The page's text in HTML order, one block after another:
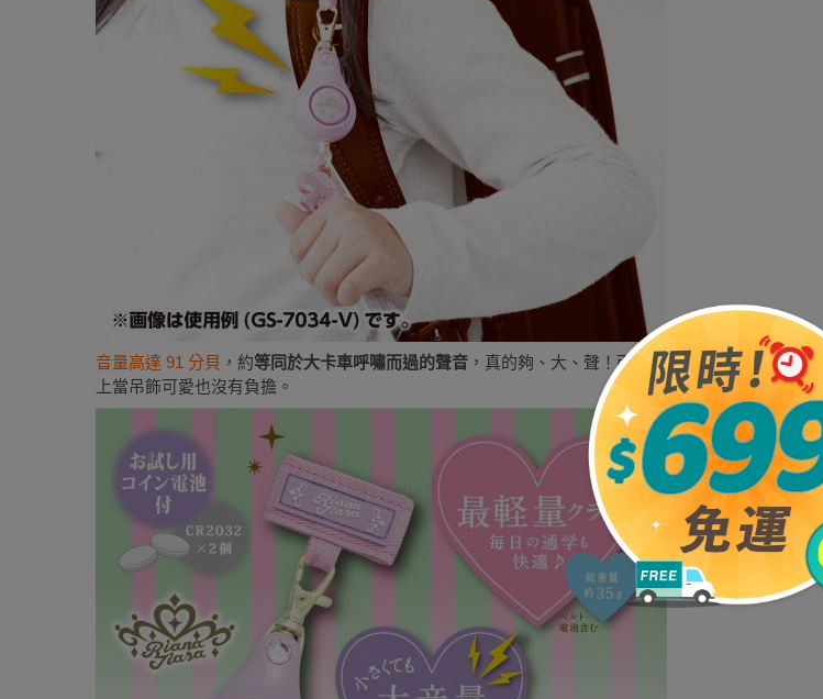
音量高達 91 分貝 ，約等同於大卡車呼嘯而過的聲音 ，真的夠、大、聲！而且整顆重量很輕，掛在包包
上當吊飾可愛也沒有負擔。